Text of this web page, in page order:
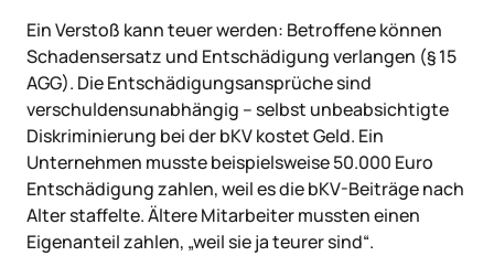
Ein Verstoß kann teuer werden: Betroffene können
Schadensersatz und Entschädigung verlangen (§ 15
AGG). Die Entschädigungsansprüche sind
verschuldensunabhängig – selbst unbeabsichtigte
Diskriminierung bei der bKV kostet Geld. Ein
Unternehmen musste beispielsweise 50.000 Euro
Entschädigung zahlen, weil es die bKV-Beiträge nach
Alter staffelte. Ältere Mitarbeiter mussten einen
Eigenanteil zahlen, „weil sie ja teurer sind“.